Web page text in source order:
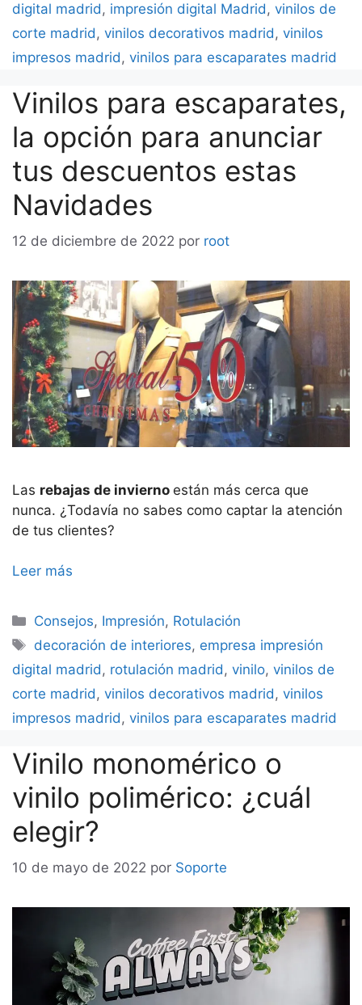
digital madrid, impresión digital Madrid, vinilos de
corte madrid, vinilos decorativos madrid, vinilos
impresos madrid, vinilos para escaparates madrid
Vinilos para escaparates,
la opción para anunciar
tus descuentos estas
Navidades
12 de diciembre de 2022 por root
Las rebajas de invierno están más cerca que
nunca. ¿Todavía no sabes como captar la atención
de tus clientes?
Leer más
Categorías
Consejos, Impresión, Rotulación
Etiquetas
decoración de interiores, empresa impresión
digital madrid, rotulación madrid, vinilo, vinilos de
corte madrid, vinilos decorativos madrid, vinilos
impresos madrid, vinilos para escaparates madrid
Vinilo monomérico o
vinilo polimérico: ¿cuál
elegir?
10 de mayo de 2022 por Soporte